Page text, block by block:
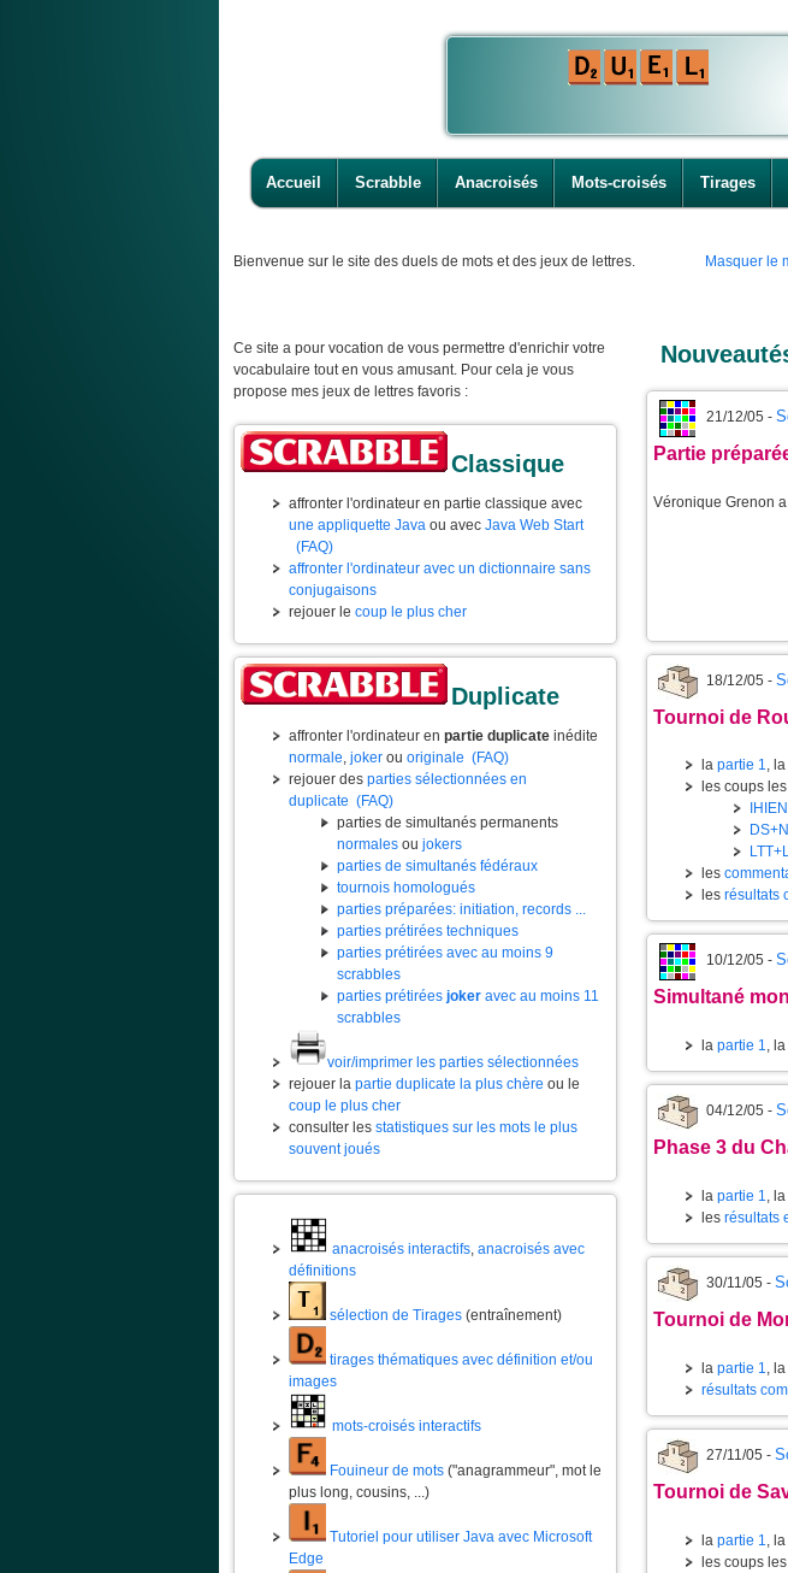
Accueil Scrabble Anacroisés Mots-croisés Tirages
Bienvenue sur le site des duels de mots et des jeux de lettres. Masquer le
Ce site a pour vocation de vous permettre d'enrichir votre
vocabulaire tout en vous amusant. Pour cela je vous
propose mes jeux de lettres favoris :
Classique
affronter l'ordinateur en partie classique avec
une appliquette Java ou avec Java Web Start
(FAQ)
affronter l'ordinateur avec un dictionnaire sans
conjugaisons
rejouer le coup le plus cher
Duplicate
affronter l'ordinateur en partie duplicate inédite
normale, joker ou originale (FAQ)
rejouer des parties sélectionnées en
duplicate (FAQ)
parties de simultanés permanents
normales ou jokers
parties de simultanés fédéraux
tournois homologués
parties préparées: initiation, records ...
parties prétirées techniques
parties prétirées avec au moins 9
scrabbles
parties prétirées joker avec au moins 11
scrabbles
voir/imprimer les parties sélectionnées
rejouer la partie duplicate la plus chère ou le
coup le plus cher
consulter les statistiques sur les mots le plus
souvent joués
anacroisés interactifs, anacroisés avec
définitions
sélection de Tirages (entraînement)
tirages thématiques avec définition et/ou
images
mots-croisés interactifs
Fouineur de mots ("anagrammeur", mot le
plus long, cousins, ...)
Tutoriel pour utiliser Java avec Microsoft
Edge
21/12/05 -
Partie
Véronique Grenon
18/12/05 -
Tournoi de
la partie 1, la
les coups
les
les résultats
10/12/05 -
Simultané
la partie 1, la
04/12/05 -
Phase 3 du
la partie 1, la
les résultats
30/11/05 -
Tournoi de
la partie 1, la
résultats
27/11/05 -
Tournoi de
la partie 1 , la
les coups